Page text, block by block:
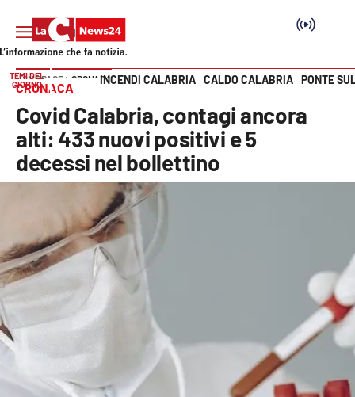
SEZIONI
Cronaca
Attualità
Economia e lavoro
Italia Mondo
Sanità
Vai
TEMI DEL
GIORNO
INCENDI CALABRIA CALDO CALABRIA PONTE
HOME PAGE CRONACA
CRONACA
Covid Calabria, contagi ancora
alti: 433 nuovi positivi e 5
decessi nel bollettino